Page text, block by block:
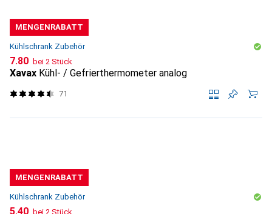
MENGENRABATT
Kühlschrank Zubehör
CHF
7.80 bei 2 Stück
Xavax Kühl- / Gefrierthermometer analog
71
MENGENRABATT
Kühlschrank Zubehör
CHF
5.40 bei 2 Stück